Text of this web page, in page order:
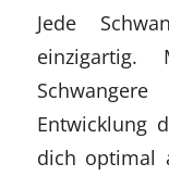
Jede
Entwicklung
dich optimal